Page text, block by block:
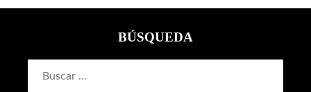
BÚSQUEDA